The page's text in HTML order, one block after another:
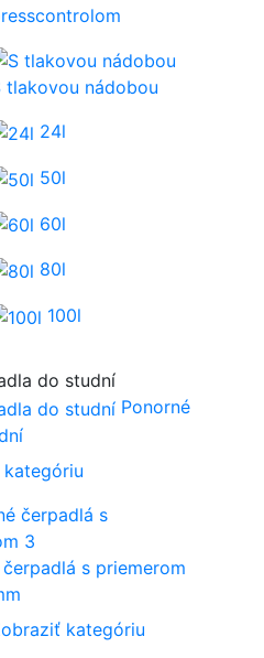
tlakovou nádobou
24l
50l
60l
80l
100l
Ponorné
s priemerom
kategóriu